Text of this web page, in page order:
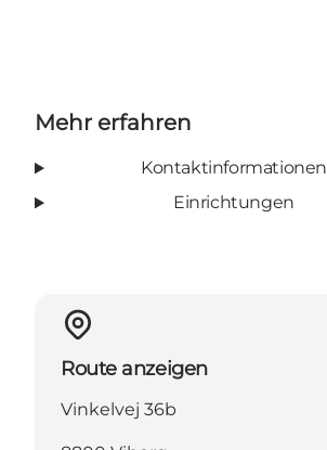
Mehr erfahren
Kontaktinformationen
Einrichtungen
Route anzeigen
Vinkelvej 36b